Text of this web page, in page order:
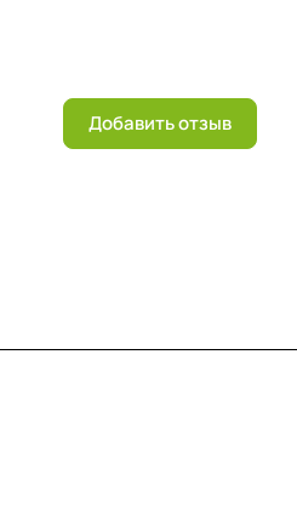
Добавить отзыв